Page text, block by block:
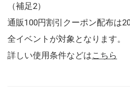
（補足2）
通販100円割引クーポン配布は
全イベントが対象となります。
詳しい使用条件などはこちら